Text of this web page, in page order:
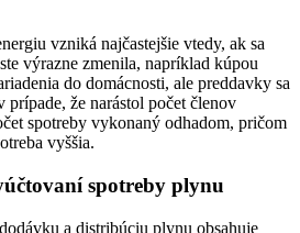
vzniká najčastejšie vtedy, ak sa
výrazne zmenila, napríklad kúpou
do domácnosti, ale preddavky sa
že narástol počet členov
spotreby vykonaný odhadom, pričom
vyššia.
spotreby plynu
a distribúciu plynu obsahuje